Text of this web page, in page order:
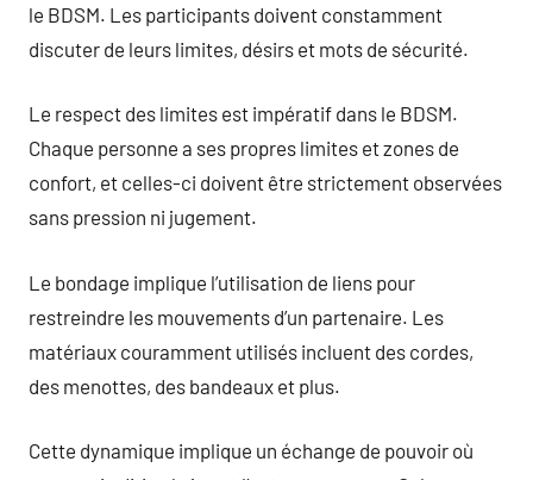
le BDSM. Les participants doivent constamment
discuter de leurs limites, désirs et mots de sécurité.
Le respect des limites est impératif dans le BDSM.
Chaque personne a ses propres limites et zones de
confort, et celles-ci doivent être strictement observées
sans pression ni jugement.
Le bondage implique l’utilisation de liens pour
restreindre les mouvements d’un partenaire. Les
matériaux couramment utilisés incluent des cordes,
des menottes, des bandeaux et plus.
Cette dynamique implique un échange de pouvoir où